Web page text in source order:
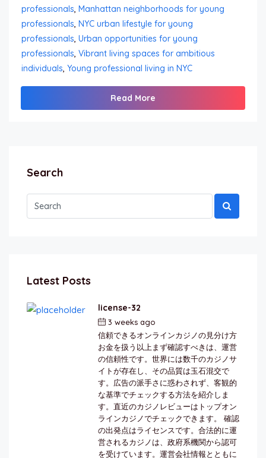
professionals, Manhattan neighborhoods for young
professionals, NYC urban lifestyle for young
professionals, Urban opportunities for young
professionals, Vibrant living spaces for ambitious
individuals, Young professional living in NYC
Read More
Search
Latest Posts
license-32
3 weeks ago
信頼できるオンラインカジノの見分け方
お金を扱う以上まず確認すべきは、運営
の信頼性です。世界には数千のカジノサ
イトが存在し、その品質は玉石混交で
す。広告の派手さに惑わされず、客観的
な基準でチェックする方法を紹介しま
す。直近のカジノレビューはトップオン
ラインカジノでチェックできます。 確認
の出発点はライセンスです。合法的に運
営されるカジノは、政府系機関から認可
を受けています。運営会社情報とともに